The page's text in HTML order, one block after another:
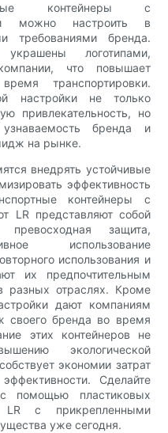
контейнеры с
можно настроить в
требованиями бренда.
логотипами,
что повышает
транспортировки.
настройки не только
привлекательность, но
бренда и
на рынке.
внедрять устойчивые
эффективность
контейнеры с
LR представляют собой
защита,
использование
использования и
их предпочтительным
разных отраслях. Кроме
дают компаниям
своего бренда во время
этих контейнеров не
экологической
экономии затрат
Сделайте
помощью пластиковых
LR с прикрепленными
уже сегодня.